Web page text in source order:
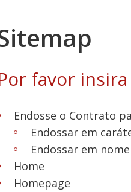
favor
Endosse o Contrato
Endossar em
Endossar em
Home
Homepage